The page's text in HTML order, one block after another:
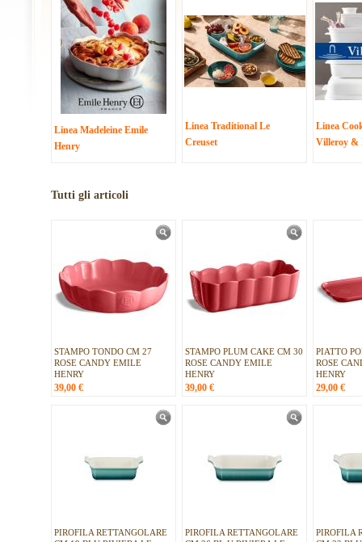
Linea Madeleine Emile
Henry
Linea Traditional Le
Creuset
Linea
Villeroy &
Tutti gli articoli
STAMPO TONDO CM 27
ROSE CANDY EMILE
HENRY
39,00 €
STAMPO PLUM CAKE CM 30
ROSE CANDY EMILE
HENRY
39,00 €
PIATTO
ROSE
HENRY
29,00 €
PIROFILA RETTANGOLARE
PIROFILA RETTANGOLARE
PIROFILA